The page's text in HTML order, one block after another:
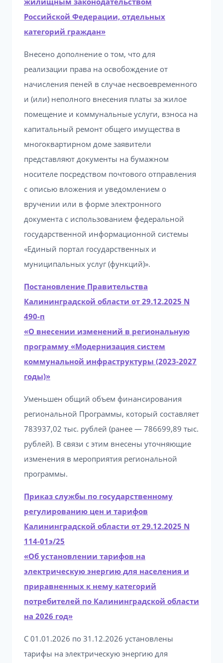
Российской Федерации, отдельных
категорий граждан»
Внесено дополнение о том, что для
реализации права на освобождение от
начисления пеней в случае несвоевременного
и (или) неполного внесения платы за жилое
помещение и коммунальные услуги, взноса на
капитальный ремонт общего имущества в
многоквартирном доме заявители
представляют документы на бумажном
носителе посредством почтового отправления
с описью вложения и уведомлением о
вручении или в форме электронного
документа с использованием федеральной
государственной информационной системы
«Единый портал государственных и
муниципальных услуг (функций)».
Постановление Правительства
Калининградской области от 29.12.2025 N
490-п
«О внесении изменений в региональную
программу «Модернизация систем
коммунальной инфраструктуры (2023-2027
годы)»
Уменьшен общий объем финансирования
региональной Программы, который составляет
783937,02 тыс. рублей (ранее — 786699,89 тыс.
рублей). В связи с этим внесены уточняющие
изменения в мероприятия региональной
программы.
Приказ службы по государственному
регулированию цен и тарифов
Калининградской области от 29.12.2025 N
114-01э/25
«Об установлении тарифов на
электрическую энергию для населения и
приравненных к нему категорий
потребителей по Калининградской области
на 2026 год»
С 01.01.2026 по 31.12.2026 установлены
тарифы на электрическую энергию для